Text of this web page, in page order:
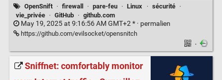
OpenSnift · firewall · pare-feu · Linux · sécurité
·
vie_privée
· GitHub · github.com
May 19, 2025 at 9:16:56 AM GMT+2 * · permalien
https://github.com/evilsocket/opensnitch
·
Sniffnet: comfortably monitor